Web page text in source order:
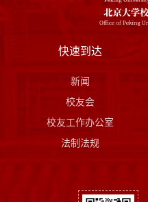
快速到达
新闻
校友会
校友工作办公室
法制法规